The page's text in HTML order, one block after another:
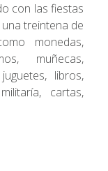
con las fiestas
treintena de
monedas,
muñecas,
libros,
cartas,